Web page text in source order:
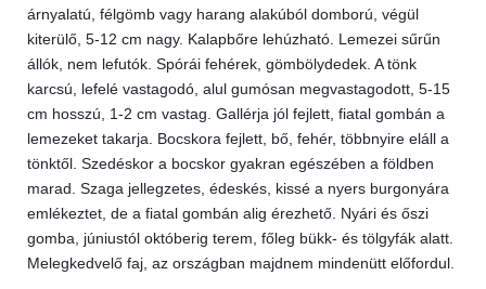
árnyalatú, félgömb vagy harang alakúból domború, végül
kiterülő, 5-12 cm nagy. Kalapbőre lehúzható. Lemezei sűrűn
állók, nem lefutók. Spórái fehérek, gömbölydedek. A tönk
karcsú, lefelé vastagodó, alul gumósan megvastagodott, 5-15
cm hosszú, 1-2 cm vastag. Gallérja jól fejlett, fiatal gombán a
lemezeket takarja. Bocskora fejlett, bő, fehér, többnyire eláll a
tönktől. Szedéskor a bocskor gyakran egészében a földben
marad. Szaga jellegzetes, édeskés, kissé a nyers burgonyára
emlékeztet, de a fiatal gombán alig érezhető. Nyári és őszi
gomba, júniustól októberig terem, főleg bükk- és tölgyfák alatt.
Melegkedvelő faj, az országban majdnem mindenütt előfordul.